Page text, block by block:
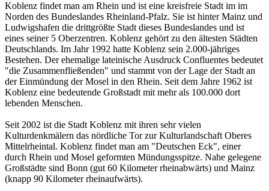
Koblenz findet man am Rhein und ist eine kreisfreie Stadt im im
Norden des Bundeslandes Rheinland-Pfalz. Sie ist hinter Mainz und
Ludwigshafen die drittgrößte Stadt dieses Bundeslandes und ist
eines seiner 5 Oberzentren. Koblenz gehört zu den ältesten Städten
Deutschlands. Im Jahr 1992 hatte Koblenz sein 2.000-jähriges
Bestehen. Der ehemalige lateinische Ausdruck Confluentes bedeutet
"die Zusammenfließenden" und stammt von der Lage der Stadt an
der Einmündung der Mosel in den Rhein. Seit dem Jahre 1962 ist
Koblenz eine bedeutende Großstadt mit mehr als 100.000 dort
lebenden Menschen.
Seit 2002 ist die Stadt Koblenz mit ihren sehr vielen
Kulturdenkmälern das nördliche Tor zur Kulturlandschaft Oberes
Mittelrheintal. Koblenz findet man am "Deutschen Eck", einer
durch Rhein und Mosel geformten Mündungsspitze. Nahe gelegene
Großstädte sind Bonn (gut 60 Kilometer rheinabwärts) und Mainz
(knapp 90 Kilometer rheinaufwärts).